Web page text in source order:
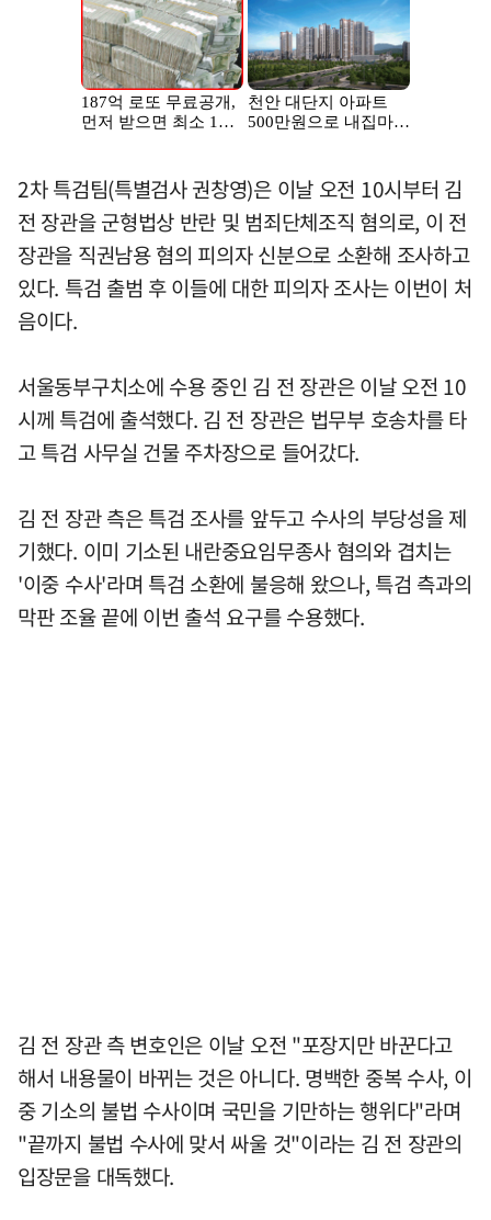
2차 특검팀(특별검사 권창영)은 이날 오전 10시부터 김
전 장관을 군형법상 반란 및 범죄단체조직 혐의로, 이 전
장관을 직권남용 혐의 피의자 신분으로 소환해 조사하고
있다. 특검 출범 후 이들에 대한 피의자 조사는 이번이 처
음이다.
서울동부구치소에 수용 중인 김 전 장관은 이날 오전 10
시께 특검에 출석했다. 김 전 장관은 법무부 호송차를 타
고 특검 사무실 건물 주차장으로 들어갔다.
김 전 장관 측은 특검 조사를 앞두고 수사의 부당성을 제
기했다. 이미 기소된 내란중요임무종사 혐의와 겹치는
'이중 수사'라며 특검 소환에 불응해 왔으나, 특검 측과의
막판 조율 끝에 이번 출석 요구를 수용했다.
김 전 장관 측 변호인은 이날 오전 "포장지만 바꾼다고
해서 내용물이 바뀌는 것은 아니다. 명백한 중복 수사, 이
중 기소의 불법 수사이며 국민을 기만하는 행위다"라며
"끝까지 불법 수사에 맞서 싸울 것"이라는 김 전 장관의
입장문을 대독했다.